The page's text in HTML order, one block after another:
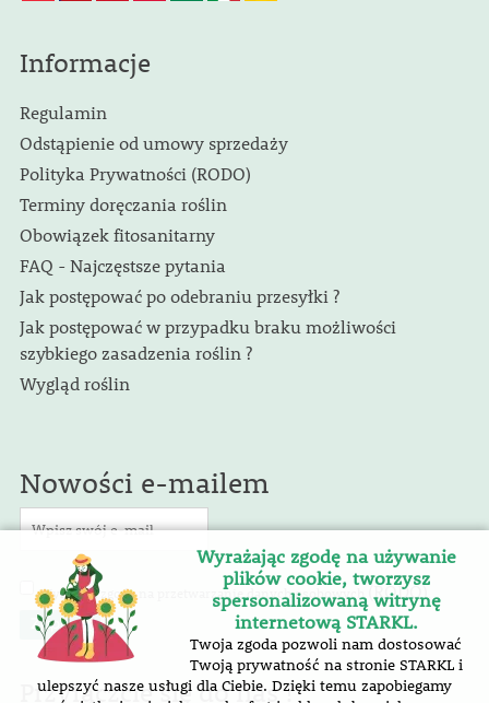
Informacje
Regulamin
Odstąpienie od umowy sprzedaży
Polityka Prywatności (RODO)
Terminy doręczania roślin
Obowiązek fitosanitarny
FAQ - Najczęstsze pytania
Jak postępować po odebraniu przesyłki ?
Jak postępować w przypadku braku możliwości
szybkiego zasadzenia roślin ?
Wygląd roślin
Nowości e-mailem
Wyrażam zgodę na przetwarzanie danych osobowych (RODO)
Przyłączcie się do nas !
Wyrażając zgodę na używanie
plików cookie, tworzysz
spersonalizowaną witrynę
internetową STARKL.
Twoja zgoda pozwoli nam dostosować
Twoją prywatność na stronie STARKL i
ulepszyć nasze usługi dla Ciebie. Dzięki temu zapobiegamy